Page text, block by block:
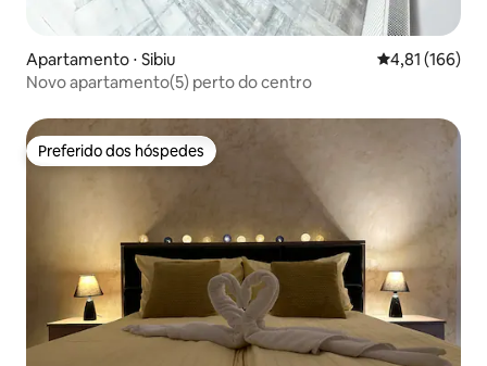
Apartamento ⋅ Sibiu 4,81 de uma
4,81 (166)
Novo apartamento(5) perto do centro
Preferido dos hóspedes
Preferido dos hóspedes